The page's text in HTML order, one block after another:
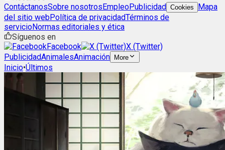
ContáctanosSobre nosotrosEmpleoPublicidad Cookies
Mapa
del sitio webPolítica de privacidadTérminos de
servicioNormas editoriales y ética
Síguenos en
Facebook
X (Twitter)
PublicidadAnimalesAnimación More
Inicio•Últimos